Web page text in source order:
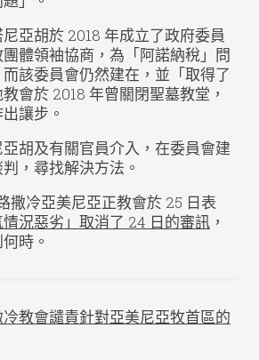
亞胡於 2018 年成立了政府委員
體領袖協商，為「阿諾納稅」問
該委員會仍然建在，並「取得了
會於 2018 年曾關閉聖墓教堂，
讓步。
胡及有關官員介入，在委員會建
，尋找解決方法。
撒冷亞美尼亞正教會於 25 日表
況惡劣」取消了 24 日的審訊 ，
時。
教會譴責針對亞美尼亞牧首區的